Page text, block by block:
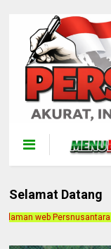
Selamat Datang
Kami merilis berita